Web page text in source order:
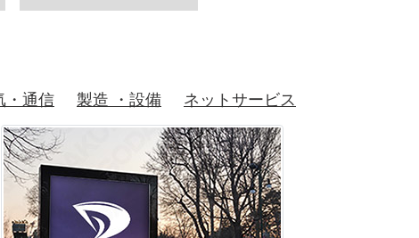
・通信 製造 ・設備 ネットサービス